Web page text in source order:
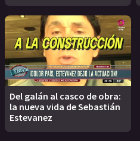
Del galán al casco de obra:
la nueva vida de Sebastián
Estevanez